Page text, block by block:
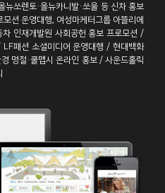
쏘렌토·올뉴카니발·쏘울 등 신차 홍보
션 운영대행, 여성마케터그룹 아뜰리에
인재개발원 사회공헌 홍보 프로모션 /
패션 소셜미디어 운영대행 / 현대백화
명절·쿨맵시 온라인 홍보 / 사운드홀릭